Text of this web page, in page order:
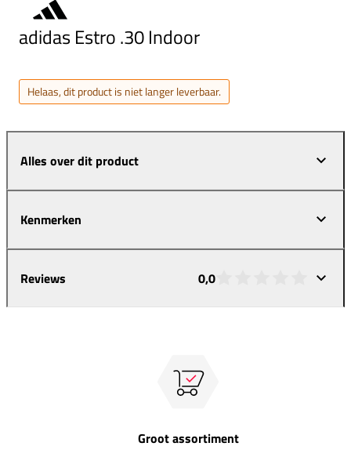
adidas Estro .30 Indoor
Helaas, dit product is niet langer leverbaar.
Alles over dit product
Kenmerken
Reviews 0,0
Groot assortiment